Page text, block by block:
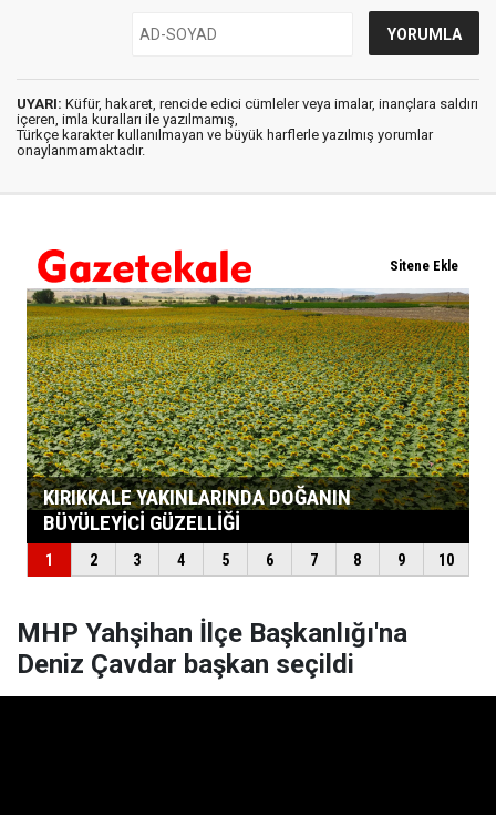
UYARI: Küfür, hakaret, rencide edici cümleler veya imalar, inançlara saldırı
içeren, imla kuralları ile yazılmamış,
Türkçe karakter kullanılmayan ve büyük harflerle yazılmış yorumlar
onaylanmamaktadır.
MHP Yahşihan İlçe Başkanlığı'na
Deniz Çavdar başkan seçildi